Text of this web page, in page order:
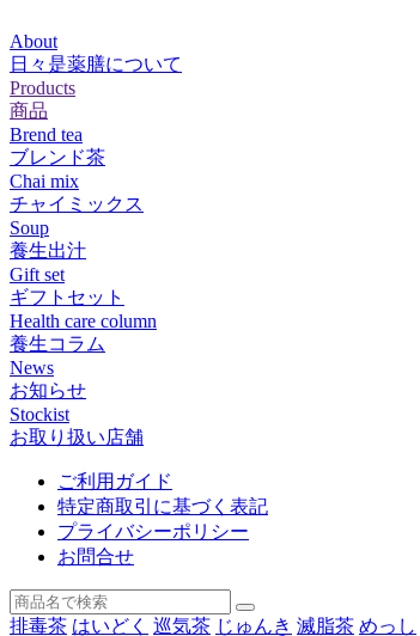
About
日々是薬膳について
Products
商品
Brend tea
ブレンド茶
Chai mix
チャイミックス
Soup
養生出汁
Gift set
ギフトセット
Health care column
養生コラム
News
お知らせ
Stockist
お取り扱い店舗
ご利用ガイド
特定商取引に基づく表記
プライバシーポリシー
お問合せ
排毒茶 はいどく 巡気茶 じゅんき 滅脂茶 めっし